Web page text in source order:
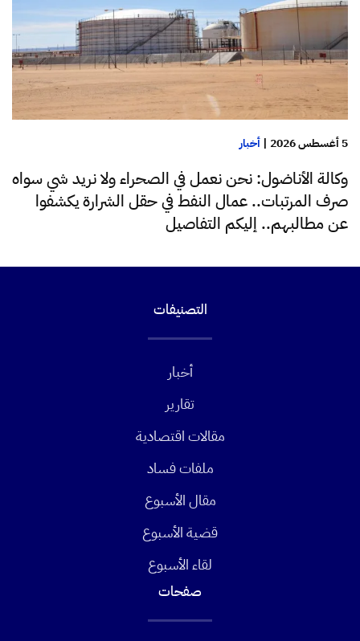
5 أغسطس 2026 | أخبار
وكالة الأناضول: نحن نعمل في الصحراء ولا نريد شي سواه
صرف المرتبات.. عمال النفط في حقل الشرارة يكشفوا
عن مطالبهم.. إليكم التفاصيل
التصنيفات
أخبار
تقارير
مقالات اقتصادية
ملفات فساد
مقال الأسبوع
قضية الأسبوع
لقاء الأسبوع
صفحات